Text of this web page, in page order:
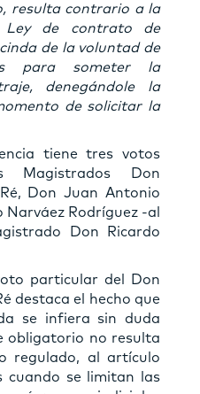
resulta contrario a la
Ley de contrato de
de la voluntad de
para someter la
denegándole la
de solicitar la
tiene tres votos
Magistrados Don
Don Juan Antonio
Narváez Rodríguez -al
Don Ricardo
del Don
destaca el hecho que
se infiera sin duda
obligatorio no resulta
regulado, al artículo
cuando se limitan las